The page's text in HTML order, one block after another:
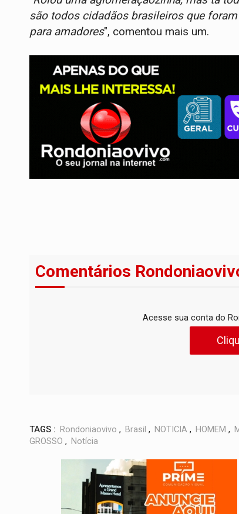
são todos cidadãos brasileiros que
para amadores", comentou mais um.
Comentários
Acesse sua conta do
TAGS : Rondoniaovivo , Brasil , NOTICIA , HOMEM ,
GROSSO , Notícia